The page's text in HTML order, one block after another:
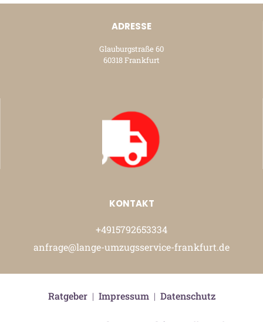
ADRESSE
Glauburgstraße 60
60318 Frankfurt
KONTAKT
+4915792653334
anfrage@lange-umzugsservice-frankfurt.de
Ratgeber| Impressum| Datenschutz